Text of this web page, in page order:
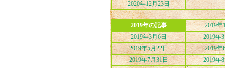
2020年12月23日
2019年の記事
2019年
2019年3月6日
2019年
2019年5月22日
2019年
2019年7月31日
2019年